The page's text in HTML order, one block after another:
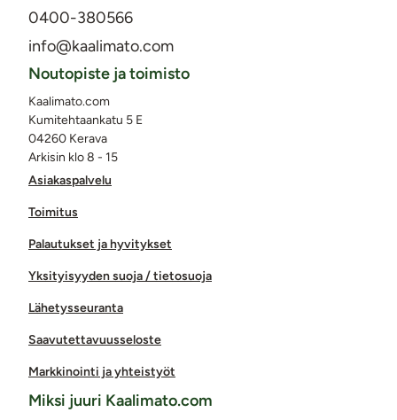
0400-380566
info@kaalimato.com
Asiakaspalvelu
Toimitus
Palautukset ja hyvitykset
Yksityisyyden suoja / tietosuoja
Lähetysseuranta
Saavutettavuusseloste
Markkinointi ja yhteistyöt
Noutopiste ja toimisto
Kaalimato.com
Kumitehtaankatu 5 E
04260 Kerava
Arkisin klo 8 - 15
Miksi juuri Kaalimato.com